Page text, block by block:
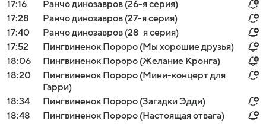
17:16
Ранчо динозавров (26-я серия)
17:28
Ранчо динозавров (27-я серия)
17:40
Ранчо динозавров (28-я серия)
17:52
Пингвиненок Пороро (Мы хорошие друзья)
18:06
Пингвиненок Пороро (Желание Кронга)
18:20
Пингвиненок Пороро (Мини-концерт для
Гарри)
18:34
Пингвиненок Пороро (Загадки Эдди)
18:48
Пингвиненок Пороро (Настоящая отвага)